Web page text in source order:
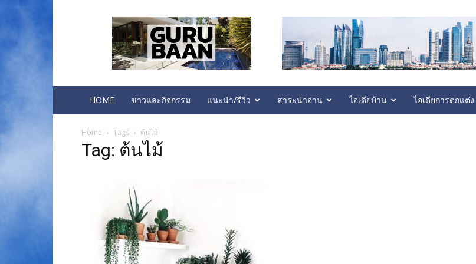
บ้าน
คอน
โด
ทาวน์
โฮม
ห้อง
นอน
HOME ข่าวและกิจกรรม แนะนำ/รีวิว สาระน่าอ่าน ไอเดียบ้าน ไอเดียการตกแต่ง
Home Tags ต้นไม้
Tag: ต้นไม้